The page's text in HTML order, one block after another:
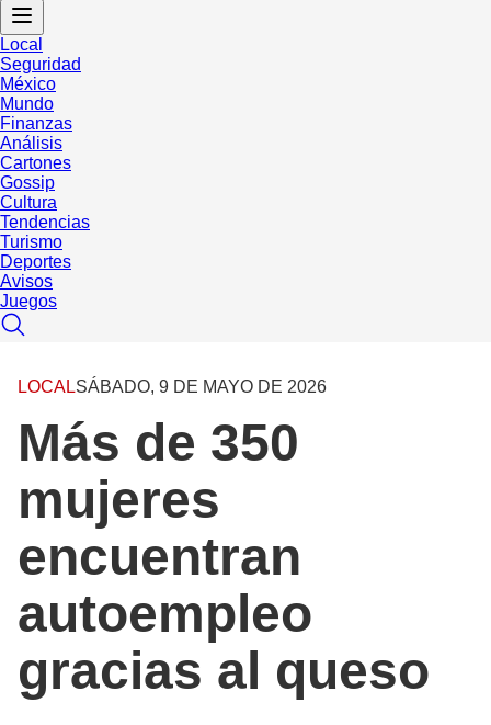
Local
Seguridad
México
Mundo
Finanzas
Análisis
Cartones
Gossip
Cultura
Tendencias
Turismo
Deportes
Avisos
Juegos
LOCALSÁBADO, 9 DE MAYO DE 2026
Más de 350
mujeres
encuentran
autoempleo
gracias al queso